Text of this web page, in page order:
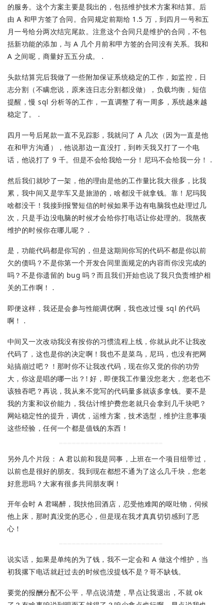
的服务。这个方案主要是我出的，包括维护技术方案和结算。后
由 A 和甲方签了合同。合同规定前期给 1.5 万，到四月一号和五
月一号给分两次结完尾款。注意这个合同只是维护的合同，不包
括新功能的添加，与 A 几个月前和甲方签的合同没有关系。我和
A 之间呢，商量好五五分成。 .
头款结算完后我做了一些附加保证系统稳定的工作，如监控，日
志分割（不瞒您说，原来连日志分割都没做），负载均衡，短信
提醒，慢 sql 分析等的工作，一直调整了有一周多，系统越来越
稳定了。 .
四月一号后尾款一直不见踪影，我就问了 A 几次（因为一直是他
在和甲方沟通），他说那边一直没打，到昨天我又打了一个电
话，他说打了 9 千。但是不会给我给一分！尼玛不会给我一分！ .
然后我们就吵了一架，他的理由是他的工作量比我大很多，比我
累，我中间又是学车又是旅游的，啥都没干就拿钱。靠！尼玛我
啥都没干！我接到报警短信的时候如果手边有电脑我也处理过几
次，只是手边没电脑的时候才会给你打电话让你处理的。我熬夜
维护的时候你在哪儿呢？ .
是，功能代码都是你写的，但是这期间你写的代码不都是你以前
欠的债吗？不是你第一个开发合同里面规定的内容而你没完成的
吗？不是你遗留的 bug 吗？而且我们开始也说了我只负责维护相
关的工作啊！ .
即便这样，我还是会参与性能调优啊，我也改过慢 sql 的代码
啊！ .
中间又一次改动我没有按你的习惯流程上线，你就从此不让我改
代码了，这也是你的决定啊！我也不是菜鸟，尼玛，也没有把网
站搞崩过吧？！那时你不让我改代码，现在你又觉的你的功劳
大，你这是唱的哪一出？! 好，即便我工作量没您老大，您老也不
该独吞吧？再说，我从来不觉写的代码量多就该多拿钱。要不是
我的方案和议价能力，我估计维护费您老就只会拿到几千块吧？
网站稳定性的提升，调优，运维方案，技术选型，维护注意事项
这些经验，任何一个都是值钱的东西！
另外几个片段： A 君以前和我是同事，上班在一个项目组带过，
以前也是很好的朋友。我到现在都想不通为了这么几千块，您老
好意思吗？大家有很多共同朋友啊！
开年会时 A 君喝醉，我扶他回酒店，忍受他难闻的呕吐物，伺候
他上床，那时真没觉的恶心，但是现在我才真真切切感到了恶
心！
说实话，如果是单纯的为了钱，我不一定会和 A 做这个维护，当
初我撂下电话就赶过去的时候也没提钱不是？哥不缺钱。
要觉的报酬分配不公平，早点说清楚，早点让我退出，不就 ok